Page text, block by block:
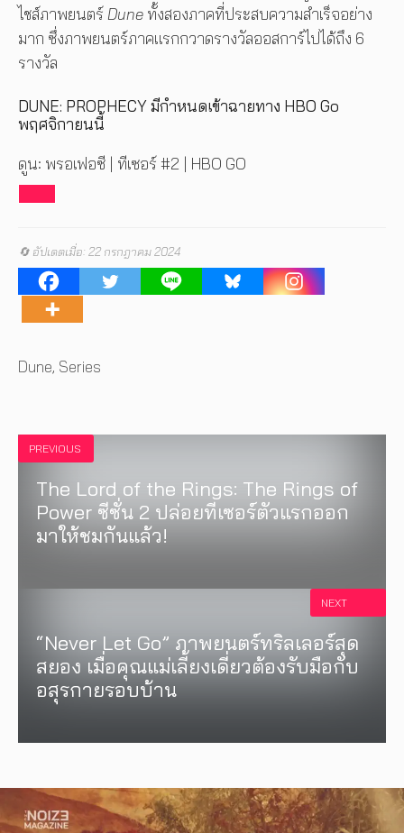
ไชส์ภาพยนตร์ Dune ทั้งสองภาคที่ประสบความสำเร็จอย่าง
มาก ซึ่งภาพยนตร์ภาคแรกกวาดรางวัลออสการ์ไปได้ถึง 6
รางวัล
DUNE: PROPHECY มีกำหนดเข้าฉายทาง HBO Go
พฤศจิกายนนี้
ดูน: พรอเฟอซี | ทีเซอร์ #2 | HBO GO
🔄 อัปเดตเมื่อ: 22 กรกฎาคม 2024
Tags
Dune, Series
PREVIOUS
The Lord of the Rings: The Rings of
Power ซีซั่น 2 ปล่อยทีเซอร์ตัวแรกออก
มาให้ชมกันแล้ว!
“Never Let Go” ภาพยนตร์ทริลเลอร์สุด
สยอง เมื่อคุณแม่เลี้ยงเดี่ยวต้องรับมือกับ
อสุรกายรอบบ้าน
NEXT